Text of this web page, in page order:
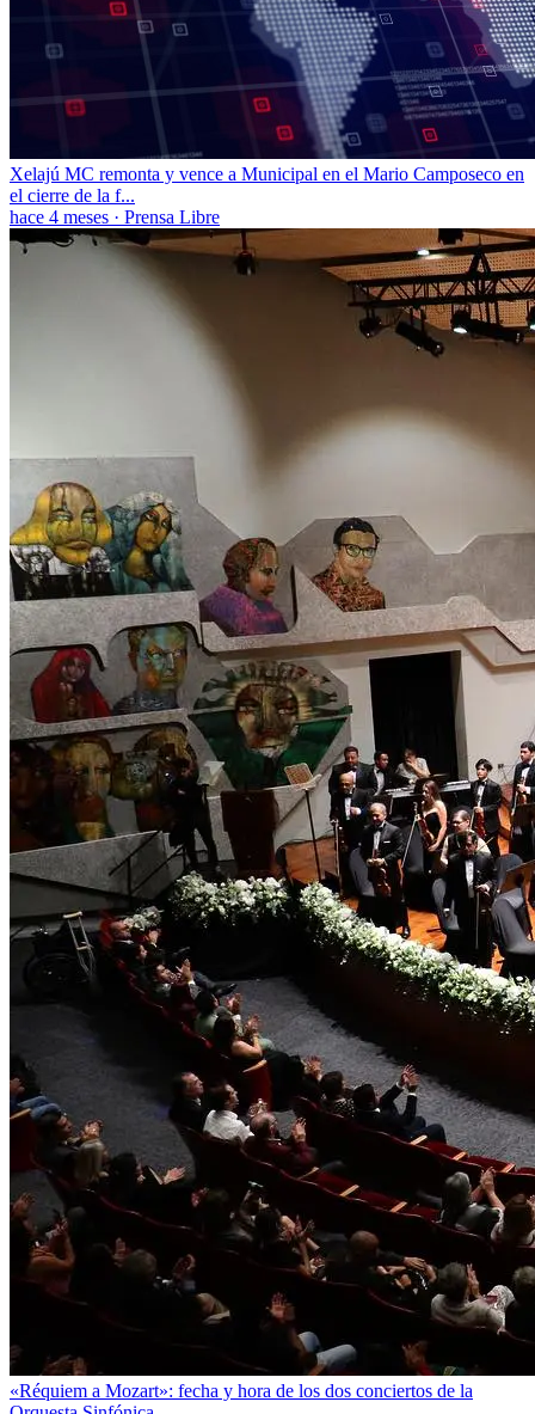
Xelajú MC remonta y vence a Municipal en el Mario Camposeco en
el cierre de la f...
hace 4 meses · Prensa Libre
«Réquiem a Mozart»: fecha y hora de los dos conciertos de la